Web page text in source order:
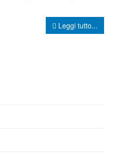
Leggi tutto...